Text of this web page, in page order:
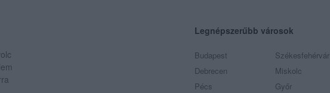
Legnépszerűbb városok
Budapest
Debrecen
Pécs
Székesfehérvár
Miskolc
Győr